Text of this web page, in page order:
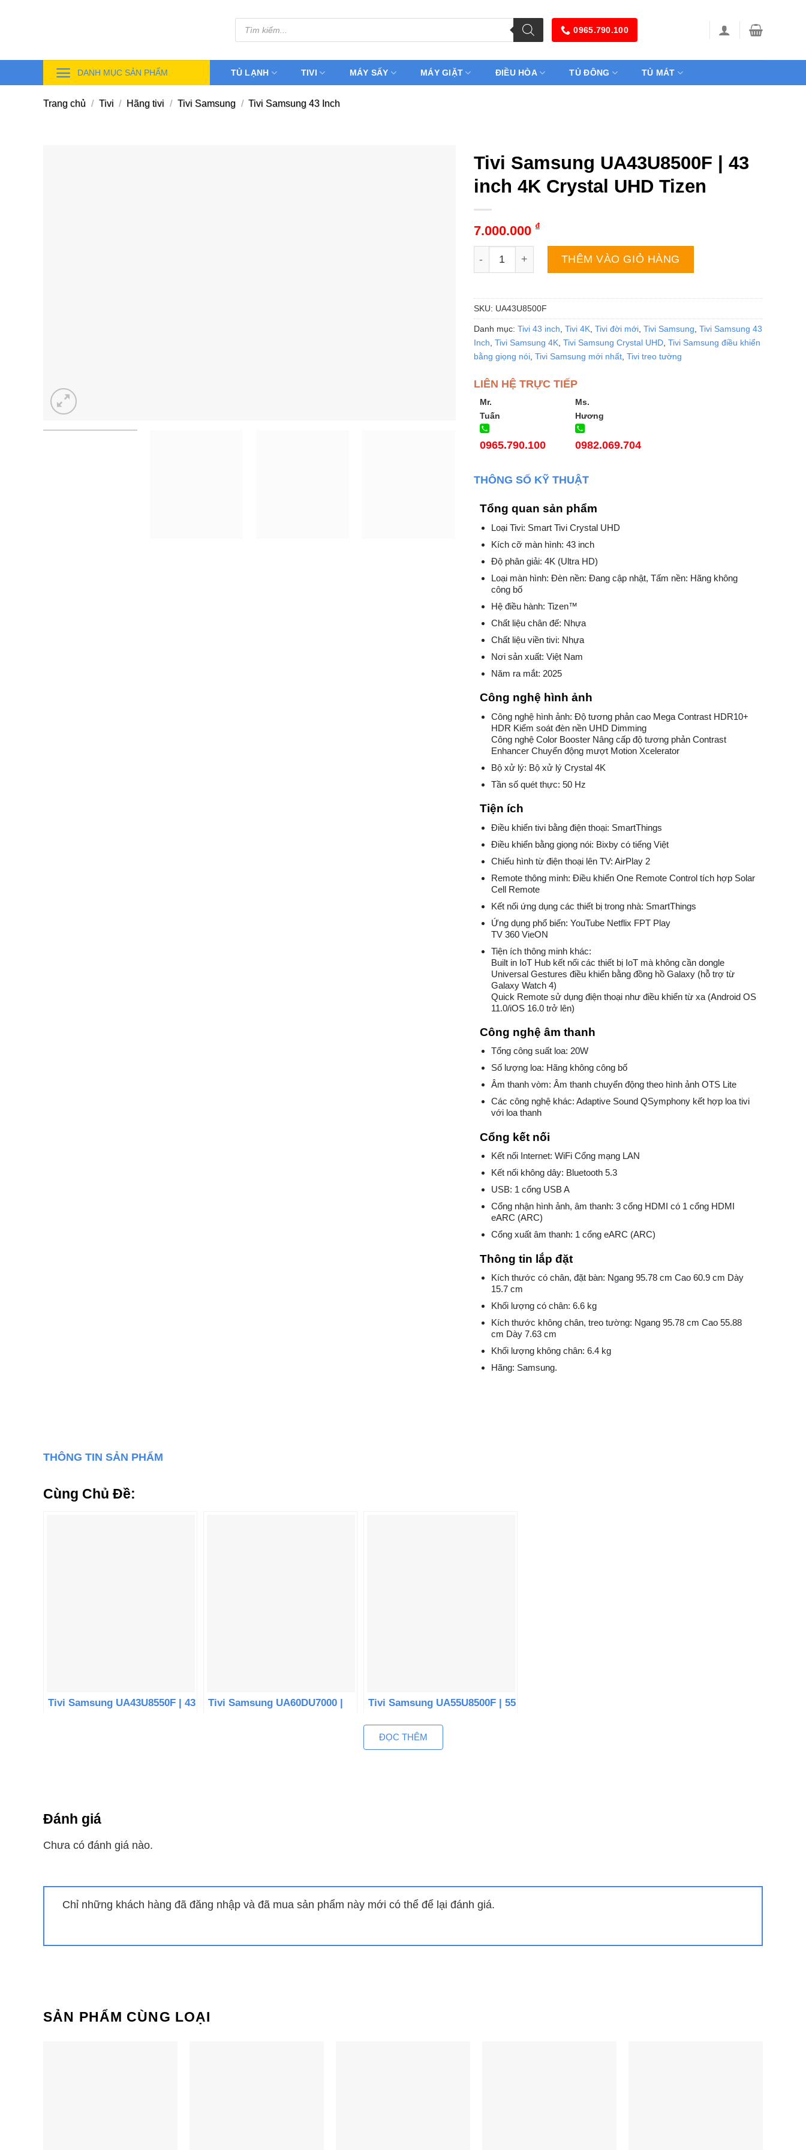
Tìm
kiếm
sản
0965.790.100
DANH MỤC SẢN PHẨM TỦ LẠNH TIVI MÁY SẤY MÁY GIẶT ĐIỀU HÒA TỦ ĐÔNG TỦ MÁT
Trang chủ / Tivi / Hãng tivi / Tivi Samsung / Tivi Samsung 43 Inch
Tivi Samsung UA43U8500F | 43
inch 4K Crystal UHD Tizen
7.000.000 ₫
Tivi Samsung UA43U8500F | 43 inch 4K Crystal UHD Tizen số lượng
THÊM VÀO GIỎ HÀNG
SKU: UA43U8500F
Danh mục: Tivi 43 inch Tivi 4K, Tivi đời mới, Tivi Samsung Tivi Samsung 43
Inch Tivi Samsung 4K, Tivi Samsung Crystal UHD, Tivi Samsung điều khiển
bằng giọng nói, Tivi Samsung mới nhất, Tivi treo tường
LIÊN HỆ TRỰC TIẾP
Mr.
Tuấn
0965.790.100
Ms.
Hương
0982.069.704
THÔNG SỐ KỸ THUẬT
Tổng quan sản phẩm
Loại Tivi: Smart Tivi Crystal UHD
Kích cỡ màn hình: 43 inch
Độ phân giải: 4K (Ultra HD)
Loại màn hình: Đèn nền: Đang cập nhật, Tấm nền: Hãng không
công bố
Hệ điều hành: Tizen™
Chất liệu chân đế: Nhựa
Chất liệu viền tivi: Nhựa
Nơi sản xuất: Việt Nam
Năm ra mắt: 2025
Công nghệ hình ảnh
Công nghệ hình ảnh: Độ tương phản cao Mega Contrast HDR10+
HDR Kiểm soát đèn nền UHD Dimming
Công nghệ Color Booster Nâng cấp độ tương phản Contrast
Enhancer Chuyển động mượt Motion Xcelerator
Bộ xử lý: Bộ xử lý Crystal 4K
Tần số quét thực: 50 Hz
Tiện ích
Điều khiển tivi bằng điện thoại: SmartThings
Điều khiển bằng giọng nói: Bixby có tiếng Việt
Chiếu hình từ điện thoại lên TV: AirPlay 2
Remote thông minh: Điều khiển One Remote Control tích hợp Solar
Cell Remote
Kết nối ứng dụng các thiết bị trong nhà: SmartThings
Ứng dụng phổ biến: YouTube Netflix FPT Play
TV 360 VieON
Tiện ích thông minh khác:
Built in IoT Hub kết nối các thiết bị IoT mà không cần dongle
Universal Gestures điều khiển bằng đồng hồ Galaxy (hỗ trợ từ
Galaxy Watch 4)
Quick Remote sử dụng điện thoại như điều khiển từ xa (Android OS
11.0/iOS 16.0 trở lên)
Công nghệ âm thanh
Tổng công suất loa: 20W
Số lượng loa: Hãng không công bố
Âm thanh vòm: Âm thanh chuyển động theo hình ảnh OTS Lite
Các công nghệ khác: Adaptive Sound QSymphony kết hợp loa tivi
với loa thanh
Cổng kết nối
Kết nối Internet: WiFi Cổng mạng LAN
Kết nối không dây: Bluetooth 5.3
USB: 1 cổng USB A
Cổng nhận hình ảnh, âm thanh: 3 cổng HDMI có 1 cổng HDMI
eARC (ARC)
Cổng xuất âm thanh: 1 cổng eARC (ARC)
Thông tin lắp đặt
Kích thước có chân, đặt bàn: Ngang 95.78 cm Cao 60.9 cm Dày
15.7 cm
Khối lượng có chân: 6.6 kg
Kích thước không chân, treo tường: Ngang 95.78 cm Cao 55.88
cm Dày 7.63 cm
Khối lượng không chân: 6.4 kg
Hãng: Samsung.
THÔNG TIN SẢN PHẨM
Cùng Chủ Đề:
Tivi Samsung UA43U8550F | 43
Tivi Samsung UA60DU7000 |
Tivi Samsung UA55U8500F | 55
ĐỌC THÊM
Đánh giá
Chưa có đánh giá nào.
Chỉ những khách hàng đã đăng nhập và đã mua sản phẩm này mới có thể để lại đánh giá.
SẢN PHẨM CÙNG LOẠI